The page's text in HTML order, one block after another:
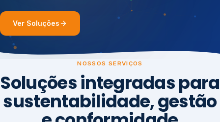
Ver Soluções
NOSSOS SERVIÇOS
Soluções integradas para
sustentabilidade, gestão